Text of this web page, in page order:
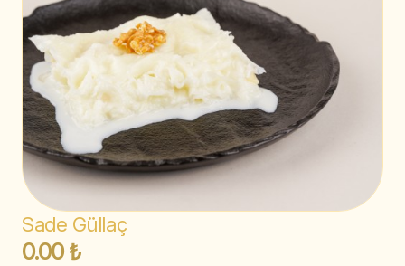
Sade Güllaç
0.00 ₺